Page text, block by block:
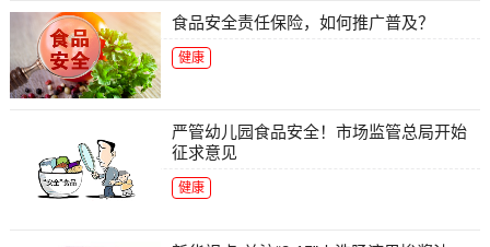
食品安全责任保险，如何推广普及？
健康
严管幼儿园食品安全！市场监管总局开始
征求意见
健康